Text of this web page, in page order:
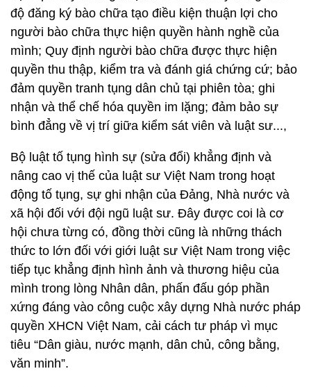
độ đăng ký bào chữa tạo điều kiện thuận lợi cho
người bào chữa thực hiện quyền hành nghề của
mình; Quy định người bào chữa được thực hiện
quyền thu thập, kiểm tra và đánh giá chứng cứ; bảo
đảm quyền tranh tụng dân chủ tại phiên tòa; ghi
nhận và thể chế hóa quyền im lặng; đảm bảo sự
bình đẳng về vị trí giữa kiểm sát viên và luật sư...,
Bộ luật tố tụng hình sự (sửa đổi) khẳng định và
nâng cao vị thế của luật sư Việt Nam trong hoạt
động tố tụng, sự ghi nhận của Đảng, Nhà nước và
xã hội đối với đội ngũ luật sư. Đây được coi là cơ
hội chưa từng có, đồng thời cũng là những thách
thức to lớn đối với giới luật sư Việt Nam trong việc
tiếp tục khẳng định hình ảnh và thương hiệu của
mình trong lòng Nhân dân, phấn đấu góp phần
xứng đáng vào công cuộc xây dựng Nhà nước pháp
quyền XHCN Việt Nam, cải cách tư pháp vì mục
tiêu “Dân giàu, nước mạnh, dân chủ, công bằng,
văn minh”.